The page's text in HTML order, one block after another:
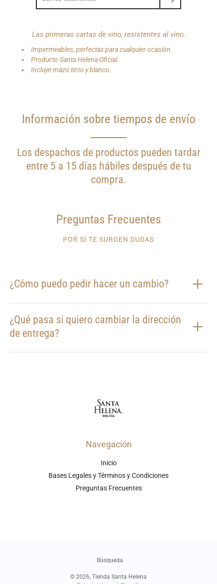
Las primeras cartas de vino, resistentes al vino.
Impermeables, perfectas para cualquier ocasión.
Producto Santa Helena Oficial.
Incluye mazo tinto y blanco.
Información sobre tiempos de envío
Los despachos de productos pueden tardar
entre 5 a 15 días hábiles después de tu
compra.
Preguntas Frecuentes
POR SI TE SURGEN DUDAS
¿Cómo puedo pedir hacer un cambio?
¿Qué pasa si quiero cambiar la dirección
de entrega?
Navegación
Inicio
Bases Legales y Términos y Condiciones
Preguntas Frecuentes
Búsqueda
© 2026, Tienda Santa Helena